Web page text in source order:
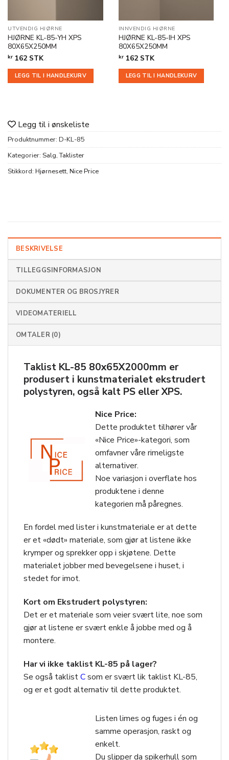
UTVENDIG HJØRNE
HJØRNE KL-85-YH XPS
80X65X250MM
kr 162 STK
LEGG TIL I HANDLEKURV
INNVENDIG HJØRNE
HJØRNE KL-85-IH XPS
80X65X250MM
kr162 STK
LEGG TIL I HANDLEKURV
Legg til i ønskeliste
Produktnummer: D-KL-85
Kategorier: Salg,Taklister
Stikkord: Hjørnesett, Nice Price
BESKRIVELSE
TILLEGGSINFORMASJON
DOKUMENTER OG BROSJYRER
VIDEOMATERIELL
OMTALER (0)
Taklist KL-85 80x65X2000mm er
produsert i kunstmaterialet ekstrudert
polystyren, også kalt PS eller XPS.
Nice Price:
Dette produktet tilhører vår
«Nice Price»-kategori, som
omfavner våre rimeligste
alternativer.
Noe variasjon i overflate hos
produktene i denne
kategorien må påregnes.
En fordel med lister i kunstmateriale er at dette
er et «dødt» materiale, som gjør at listene ikke
krymper og sprekker opp i skjøtene. Dette
materialet jobber med bevegelsene i huset, i
stedet for imot.
Kort om Ekstrudert polystyren:
Det er et materiale som veier svært lite, noe som
gjør at listene er svært enkle å jobbe med og å
montere.
Har vi ikke taklist KL-85 på lager?
Se også taklistCsom er svært lik taklist KL-85,
og er et godt alternativ til dette produktet.
Listen limes og fuges i én og
samme operasjon, raskt og
enkelt.
Du slipper da spikerhull som